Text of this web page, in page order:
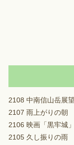
2108 中南信山岳展望
2107 雨上がりの朝
2106 映画「黒牢城」
2105 久し振りの雨